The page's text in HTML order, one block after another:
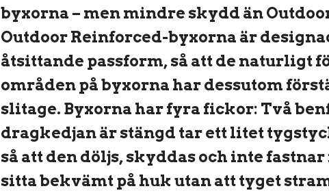
byxorna – men mindre skydd än
Outdoor Reinforced-byxorna är
åtsittande passform, så att de naturligt
områden på byxorna har dessutom
slitage. Byxorna har fyra fickor: Två
dragkedjan är stängd tar ett litet
så att den döljs, skyddas och inte
sitta bekvämt på huk utan att tyget